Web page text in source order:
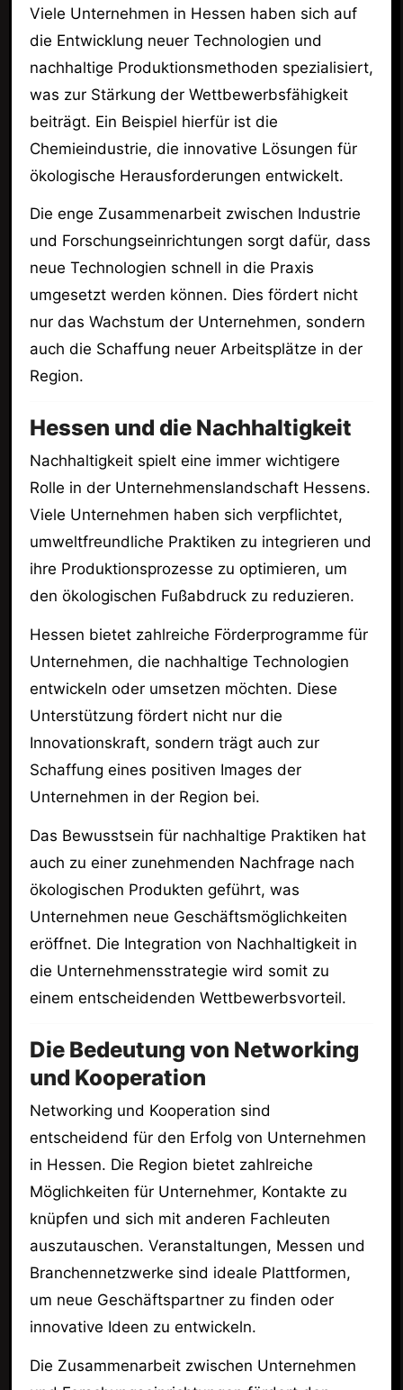
Viele Unternehmen in Hessen haben sich auf
die Entwicklung neuer Technologien und
nachhaltige Produktionsmethoden spezialisiert,
was zur Stärkung der Wettbewerbsfähigkeit
beiträgt. Ein Beispiel hierfür ist die
Chemieindustrie, die innovative Lösungen für
ökologische Herausforderungen entwickelt.
Die enge Zusammenarbeit zwischen Industrie
und Forschungseinrichtungen sorgt dafür, dass
neue Technologien schnell in die Praxis
umgesetzt werden können. Dies fördert nicht
nur das Wachstum der Unternehmen, sondern
auch die Schaffung neuer Arbeitsplätze in der
Region.
Hessen und die Nachhaltigkeit
Nachhaltigkeit spielt eine immer wichtigere
Rolle in der Unternehmenslandschaft Hessens.
Viele Unternehmen haben sich verpflichtet,
umweltfreundliche Praktiken zu integrieren und
ihre Produktionsprozesse zu optimieren, um
den ökologischen Fußabdruck zu reduzieren.
Hessen bietet zahlreiche Förderprogramme für
Unternehmen, die nachhaltige Technologien
entwickeln oder umsetzen möchten. Diese
Unterstützung fördert nicht nur die
Innovationskraft, sondern trägt auch zur
Schaffung eines positiven Images der
Unternehmen in der Region bei.
Das Bewusstsein für nachhaltige Praktiken hat
auch zu einer zunehmenden Nachfrage nach
ökologischen Produkten geführt, was
Unternehmen neue Geschäftsmöglichkeiten
eröffnet. Die Integration von Nachhaltigkeit in
die Unternehmensstrategie wird somit zu
einem entscheidenden Wettbewerbsvorteil.
Die Bedeutung von Networking
und Kooperation
Networking und Kooperation sind
entscheidend für den Erfolg von Unternehmen
in Hessen. Die Region bietet zahlreiche
Möglichkeiten für Unternehmer, Kontakte zu
knüpfen und sich mit anderen Fachleuten
auszutauschen. Veranstaltungen, Messen und
Branchennetzwerke sind ideale Plattformen,
um neue Geschäftspartner zu finden oder
innovative Ideen zu entwickeln.
Die Zusammenarbeit zwischen Unternehmen